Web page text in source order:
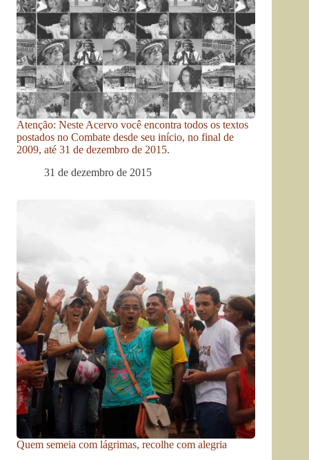
Atenção: Neste Acervo você encontra todos os textos
postados no Combate desde seu início, no final de
2009, até 31 de dezembro de 2015.
31 de dezembro de 2015
Quem semeia com lágrimas, recolhe com alegria